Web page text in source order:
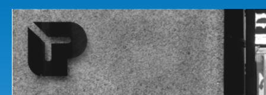
Universidade
Popular do
Porto
Associação
Cultural